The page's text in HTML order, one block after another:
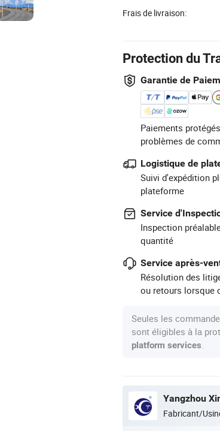
Frais de livraison:
Protection du
Garantie de
Paiements
problèmes de
Logistique de
Suivi d'expédition
plateforme
Service
Inspection
quantité
Service après-
Résolution des
ou retours lorsque
Seules les
sont éligibles à la
platform services
Fabricant/